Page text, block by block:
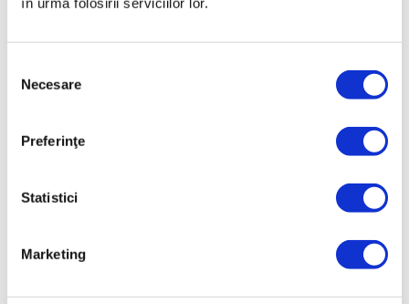
consimțământului
Necesare
Preferinţe
Statistici
Marketing
Promo
reduceri între până la 5% și 40%